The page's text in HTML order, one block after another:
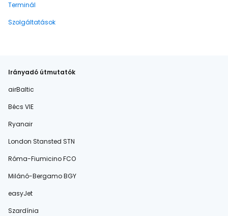
Terminál
Szolgáltatások
Irányadó útmutatók
airBaltic
Bécs VIE
Ryanair
London Stansted STN
Róma-Fiumicino FCO
Milánó-Bergamo BGY
easyJet
Szardínia